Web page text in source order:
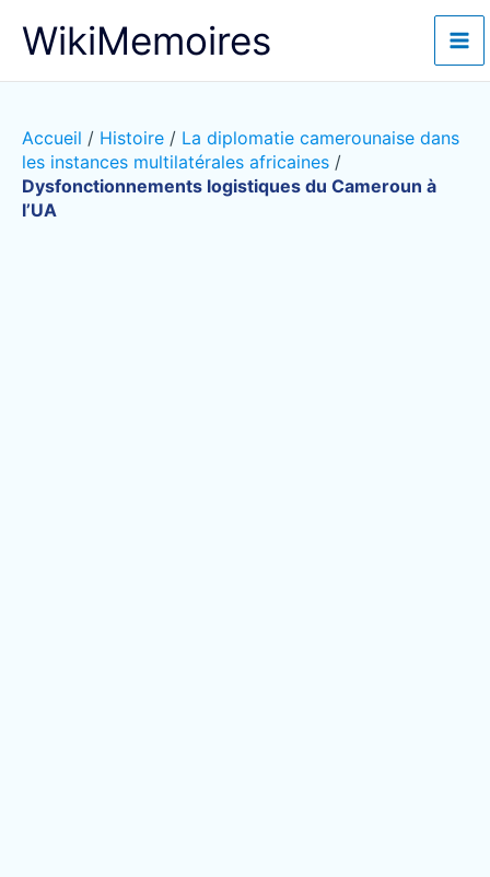
WikiMemoires
Accueil / Histoire / La diplomatie camerounaise dans
les instances multilatérales africaines /
Dysfonctionnements logistiques du Cameroun à
l’UA